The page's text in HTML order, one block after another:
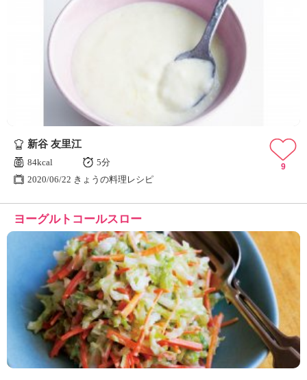
新谷 友里江
84kcal
5分
2020/06/22 きょうの料理レシピ
9
ヨーグルトコールスロー